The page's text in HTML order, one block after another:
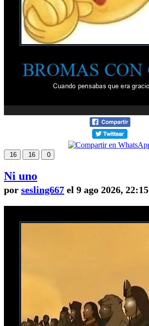
16 16 0
Ni uno
por sesling667 el 9 ago 2026, 22:15